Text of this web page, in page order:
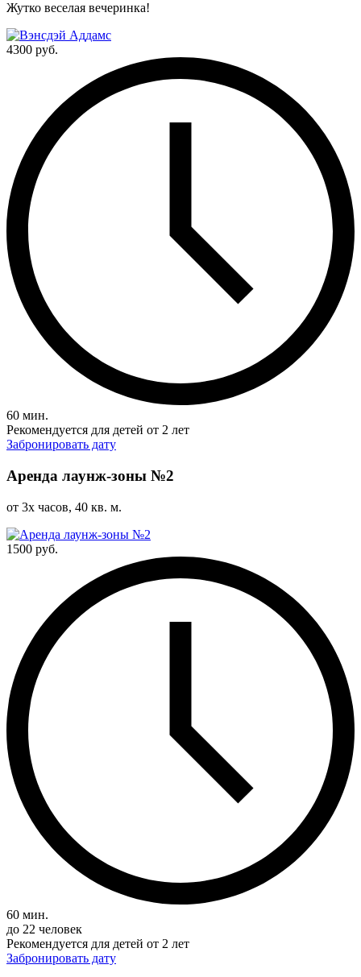
Жутко веселая вечеринка!
4300 руб.
60 мин.
Рекомендуется для детей от 2 лет
Забронировать дату
Аренда лаунж-зоны №2
от 3х часов, 40 кв. м.
1500 руб.
60 мин.
до 22 человек
Рекомендуется для детей от 2 лет
Забронировать дату